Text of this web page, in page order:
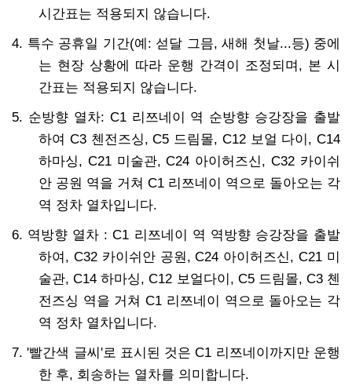
시간표는 적용되지 않습니다.
4. 특수 공휴일 기간(예: 섣달 그믐, 새해 첫날...등) 중에
는 현장 상황에 따라 운행 간격이 조정되며, 본 시
간표는 적용되지 않습니다.
5. 순방향 열차: C1 리쯔네이 역 순방향 승강장을 출발
하여 C3 첸전즈싱, C5 드림몰, C12 보얼 다이, C14
하마싱, C21 미술관, C24 아이허즈신, C32 카이쉬
안 공원 역을 거쳐 C1 리쯔네이 역으로 돌아오는 각
역 정차 열차입니다.
6. 역방향 열차 : C1 리쯔네이 역 역방향 승강장을 출발
하여, C32 카이쉬안 공원, C24 아이허즈신, C21 미
술관, C14 하마싱, C12 보얼다이, C5 드림몰, C3 첸
전즈싱 역을 거쳐 C1 리쯔네이 역으로 돌아오는 각
역 정차 열차입니다.
7. '빨간색 글씨'로 표시된 것은 C1 리쯔네이까지만 운행
한 후, 회송하는 열차를 의미합니다.